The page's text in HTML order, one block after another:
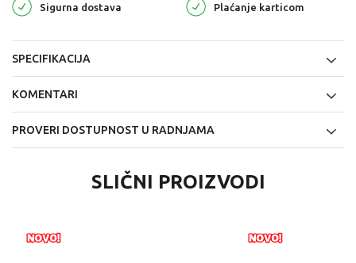
Sigurna dostava Plaćanje karticom
SPECIFIKACIJA
KOMENTARI
PROVERI DOSTUPNOST U RADNJAMA
SLIČNI PROIZVODI